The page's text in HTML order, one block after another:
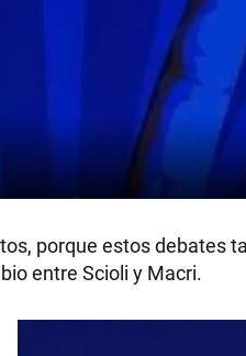
porque estos debates
entre Scioli y Macri.